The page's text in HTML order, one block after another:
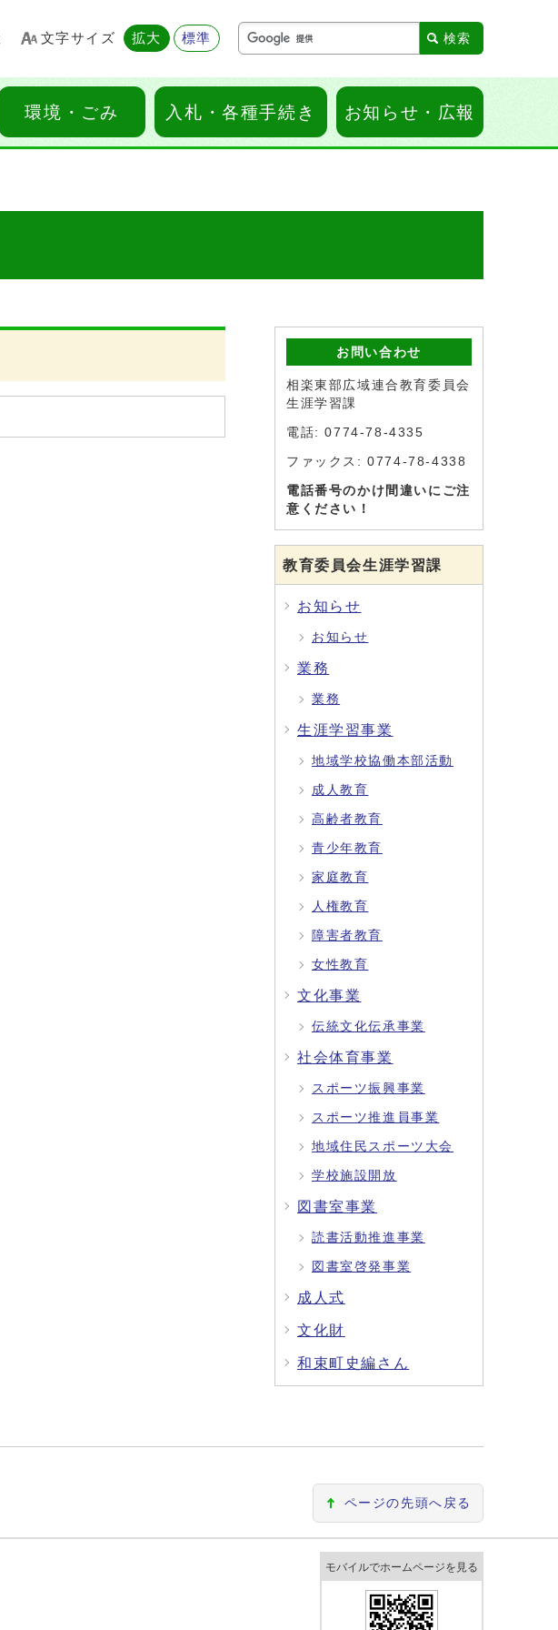
文字サイズ 拡大 標準
環境・ごみ 入札・各種手続き お知らせ・広報
お問い合わせ
相楽東部広域連合教育委員会
生涯学習課
電話: 0774-78-4335
ファックス: 0774-78-4338
電話番号のかけ間違いにご注
意ください！
教育委員会生涯学習課
お知らせ
お知らせ
業務
業務
生涯学習事業
地域学校協働本部活動
成人教育
高齢者教育
青少年教育
家庭教育
人権教育
障害者教育
女性教育
文化事業
伝統文化伝承事業
社会体育事業
スポーツ振興事業
スポーツ推進員事業
地域住民スポーツ大会
学校施設開放
図書室事業
読書活動推進事業
図書室啓発事業
成人式
文化財
和束町史編さん
ページの先頭へ戻る
モバイルでホームページを見る